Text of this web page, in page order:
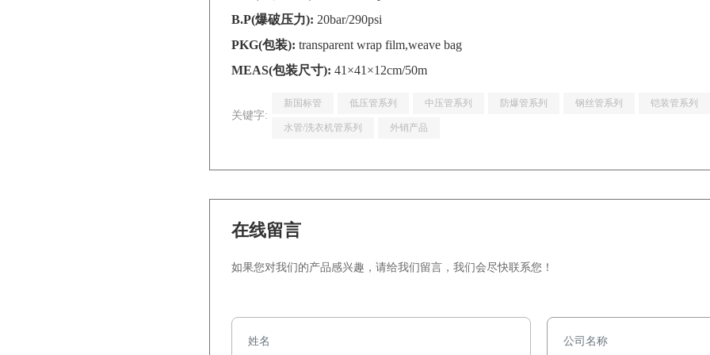
B.P(爆破压力): 20bar/290psi
PKG(包装):transparent wrap film,weave bag
MEAS(包装尺寸):41×41×12cm/50m
关键字:
新国标管 低压管系列 中压管系列 防爆管系列 钢丝管系列 铠装管系列
水管/洗衣机管系列 外销产品
在线留言
如果您对我们的产品感兴趣，请给我们留言，我们会尽快联系您！